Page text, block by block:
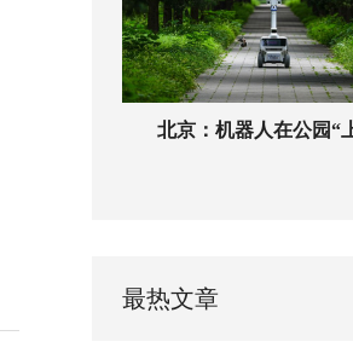
北京：机器人在公园“
最热文章